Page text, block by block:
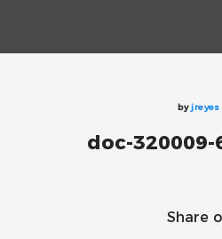
byjreyes
doc-320009-
Share